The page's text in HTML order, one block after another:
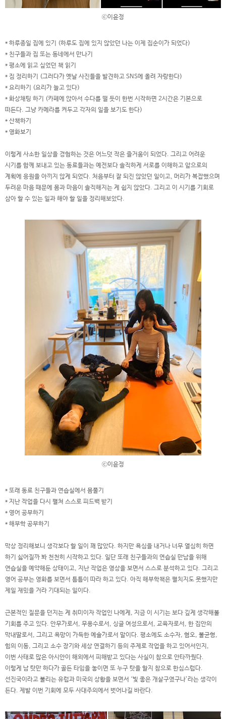
ⓒ이윤정
* 하루종일 집에 있기 (하루도 집에 있지 않았던 나는 이제 집순이가 되었다)
* 친구들과 집 또는 동네에서 만나기
* 평소에 읽고 싶었던 책 읽기
* 짐 정리하기 (그러다가 옛날 사진들을 발견하고 SNS에 올려 자랑한다)
* 요리하기 (요리가 늘고 있다)
* 화상채팅 하기 (카페에 앉아서 수다를 떨 듯이 한번 시작하면 2시간은 기본으로
떠든다. 그냥 카메라를 켜두고 각자의 일을 보기도 한다)
* 산책하기
* 영화보기
이렇게 사소한 일상을 경험하는 것은 어느덧 작은 즐거움이 되었다. 그리고 어려운
시기를 함께 보내고 있는 동료들과는 예전보다 솔직하게 서로를 이해하고 앞으로의
계획에 응원을 아끼지 않게 되었다. 처음부터 잘 되진 않았던 일이고, 머리가 복잡했으며
두려운 마음 때문에 몸과 마음이 솔직해지는 게 쉽지 않았다. 그리고 이 시기를 기회로
삼아 할 수 있는 일과 해야 할 일을 정리해보았다.
ⓒ이윤정
* 또래 동료 친구들과 연습실에서 몸풀기
* 지난 작업을 다시 펼쳐 스스로 피드백 받기
* 영어 공부하기
* 해부학 공부하기
막상 정리해보니 생각보다 할 일이 꽤 많았다. 하지만 욕심을 내거나 너무 열심히 하면
하기 싫어질까 봐 천천히 시작하고 있다. 일단 또래 친구들과의 연습실 만남을 위해
연습실을 예약해둔 상태이고, 지난 작업은 영상을 보면서 스스로 분석하고 있다. 그리고
영어 공부는 영화를 보면서 틈틈이 따라 하고 있다. 아직 해부학책은 펼치지도 못했지만
제일 재밌을 거라 기대되는 일이다.
근본적인 질문을 던지는 게 취미이자 작업인 나에게, 지금 이 시기는 보다 깊게 생각해볼
기회를 주고 있다. 안무가로서, 무용수로서, 싱글 여성으로서, 교육자로서, 한 집안의
막내딸로서, 그리고 욕망이 가득한 예술가로서 말이다. 평소에도 소수자, 혐오, 불균형,
힘의 이동, 그리고 소수 장기와 세상 연결하기 등의 주제로 작업을 하고 있어서인지,
이번 사태로 많은 아시안이 해외에서 피해받고 있다는 사실이 참으로 안타까웠다.
이렇게 남 탓만 하다가 골든 타임을 놓이면 또 누구 탓을 할지 참으로 한심스럽다.
선진국이라고 불리는 유럽과 미국의 상황을 보면서 ‘빛 좋은 개살구였구나’라는 생각이
든다. 제발 이번 기회에 모두 사대주의에서 벗어나길 바란다.